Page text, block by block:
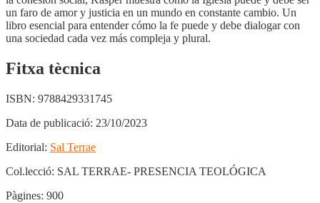
un faro de amor y justicia en un mundo en constante cambio. Un
libro esencial para entender cómo la fe puede y debe dialogar con
una sociedad cada vez más compleja y plural.
Fitxa tècnica
ISBN: 9788429331745
Data de publicació: 23/10/2023
Editorial: Sal Terrae
Col.lecció: SAL TERRAE- PRESENCIA TEOLÓGICA
Pàgines: 900